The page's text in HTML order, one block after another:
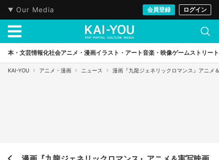
Our Media 会員登録 ログイン
本・文芸情報化社会アニメ・漫画イラスト・アート音楽・映像ゲームストリート
KAI-YOU アニメ・漫画 ニュース 漫画『九龍ジェネリックロマンス』アニ